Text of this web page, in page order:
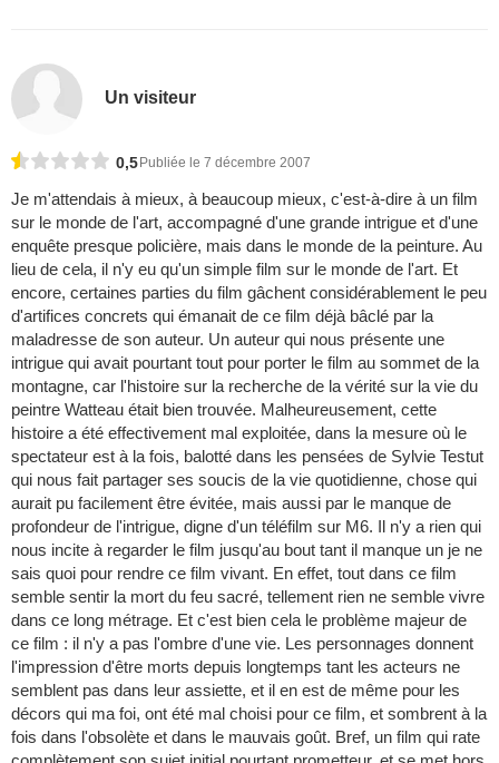
Un visiteur
0,5 Publiée le 7 décembre 2007
Je m'attendais à mieux, à beaucoup mieux, c'est-à-dire à un film
sur le monde de l'art, accompagné d'une grande intrigue et d'une
enquête presque policière, mais dans le monde de la peinture. Au
lieu de cela, il n'y eu qu'un simple film sur le monde de l'art. Et
encore, certaines parties du film gâchent considérablement le peu
d'artifices concrets qui émanait de ce film déjà bâclé par la
maladresse de son auteur. Un auteur qui nous présente une
intrigue qui avait pourtant tout pour porter le film au sommet de la
montagne, car l'histoire sur la recherche de la vérité sur la vie du
peintre Watteau était bien trouvée. Malheureusement, cette
histoire a été effectivement mal exploitée, dans la mesure où le
spectateur est à la fois, balotté dans les pensées de Sylvie Testut
qui nous fait partager ses soucis de la vie quotidienne, chose qui
aurait pu facilement être évitée, mais aussi par le manque de
profondeur de l'intrigue, digne d'un téléfilm sur M6. Il n'y a rien qui
nous incite à regarder le film jusqu'au bout tant il manque un je ne
sais quoi pour rendre ce film vivant. En effet, tout dans ce film
semble sentir la mort du feu sacré, tellement rien ne semble vivre
dans ce long métrage. Et c'est bien cela le problème majeur de
ce film : il n'y a pas l'ombre d'une vie. Les personnages donnent
l'impression d'être morts depuis longtemps tant les acteurs ne
semblent pas dans leur assiette, et il en est de même pour les
décors qui ma foi, ont été mal choisi pour ce film, et sombrent à la
fois dans l'obsolète et dans le mauvais goût. Bref, un film qui rate